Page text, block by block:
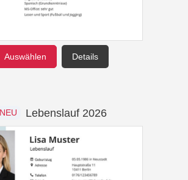
Auswählen Details
NEU Lebenslauf 2026